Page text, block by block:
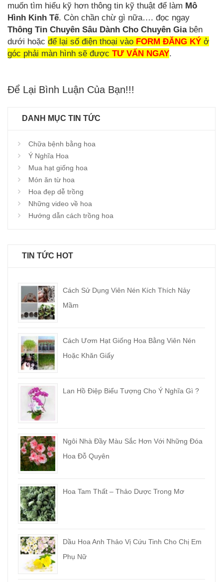
muốn tìm hiểu kỹ hơn thông tin kỹ thuật để làm Mô
Hình Kinh Tế. Còn chần chừ gì nữa…. đọc ngay
Thông Tin Chuyên Sâu Dành Cho Chuyên Giabên
dưới hoặc để lại số điện thoại vào FORM ĐĂNG KÝ ở
góc phải màn hình sẽ được TƯ VẤN NGAY.
Để Lại Bình Luận Của Bạn!!!
DANH MỤC TIN TỨC
Chữa bệnh bằng hoa
Ý Nghĩa Hoa
Mua hạt giống hoa
Món ăn từ hoa
Hoa đẹp dễ trồng
Những video về hoa
Hướng dẫn cách trồng hoa
TIN TỨC HOT
Cách Sử Dụng Viên Nén Kích Thích Nảy
Mầm
Cách Ươm Hạt Giống Hoa Bằng Viên Nén
Hoặc Khăn Giấy
Lan Hồ Điệp Biểu Tượng Cho Ý Nghĩa Gì ?
Ngôi Nhà Đầy Màu Sắc Hơn Với Những Đóa
Hoa Đỗ Quyên
Hoa Tam Thất – Thảo Dược Trong Mơ
Dầu Hoa Anh Thảo Vị Cứu Tinh Cho Chị Em
Phụ Nữ